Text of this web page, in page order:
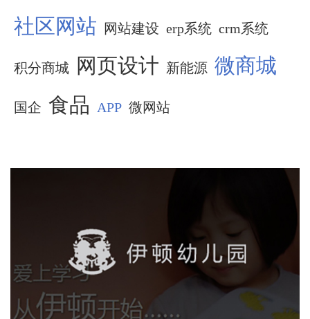
社区网站 网站建设 erp系统 crm系统
积分商城 网页设计 新能源 微商城
国企 食品 APP 微网站